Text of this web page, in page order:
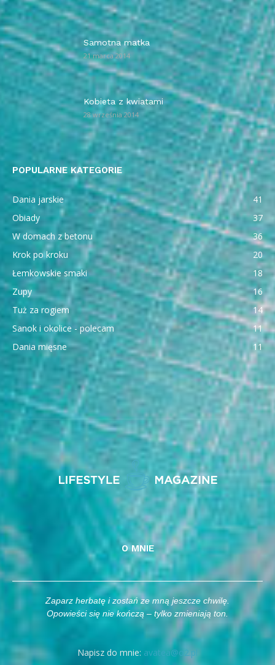
Samotna matka
21 marca 2014
Kobieta z kwiatami
28 września 2014
POPULARNE KATEGORIE
Dania jarskie
41
Obiady
37
W domach z betonu
36
Krok po kroku
20
Łemkowskie smaki
18
Zupy
16
Tuż za rogiem
14
Sanok i okolice - polecam
11
Dania mięsne
11
O MNIE
Zaparz herbatę i zostań ze mną jeszcze chwilę.
Opowieści się nie kończą – tylko zmieniają ton.
Napisz do mnie: avatea@o2.pl